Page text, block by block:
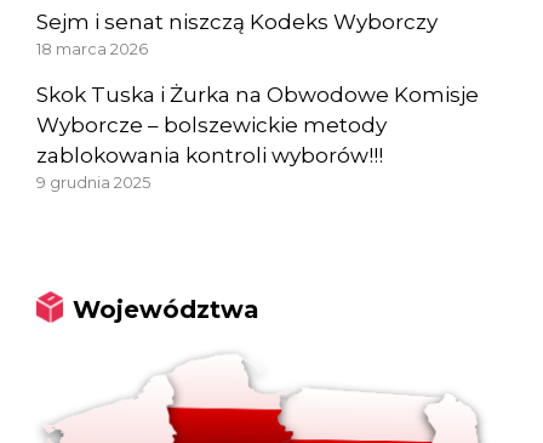
Sejm i senat niszczą Kodeks Wyborczy
18 marca 2026
Skok Tuska i Żurka na Obwodowe Komisje
Wyborcze – bolszewickie metody
zablokowania kontroli wyborów!!!
9 grudnia 2025
Województwa